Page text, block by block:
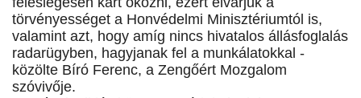
törvényességet a Honvédelmi Minisztériumtól is,
valamint azt, hogy amíg nincs hivatalos állásfoglalás
radarügyben, hagyjanak fel a munkálatokkal -
közölte Bíró Ferenc, a Zengőért Mozgalom
szóvivője.